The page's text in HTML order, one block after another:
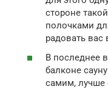
стороне
полочками
радовать вас
В последнее
балконе
самим, лучше